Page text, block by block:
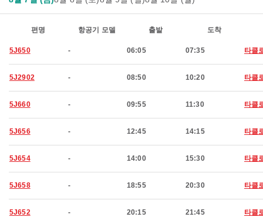
편명 항공기 모델 출발 도착
5J650 - 06:05 07:35 타클
5J2902 - 08:50 10:20 타클
5J660 - 09:55 11:30 타클
5J656 - 12:45 14:15 타클
5J654 - 14:00 15:30 타클
5J658 - 18:55 20:30 타클
5J652 - 20:15 21:45 타클